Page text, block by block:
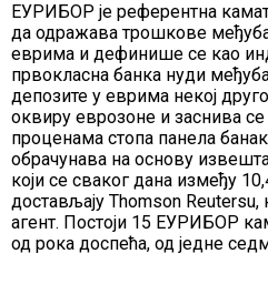
ЕУРИБОР је референтна
да одражава трошкове
еврима и дефинише се као
првокласна банка нуди
депозите у еврима некој
оквиру еврозоне и заснива
проценама стопа панела
обрачунава на основу
који се сваког дана између
достављају Thomson
агент. Постоји 15 ЕУРИБОР
од рока доспећа, од једне